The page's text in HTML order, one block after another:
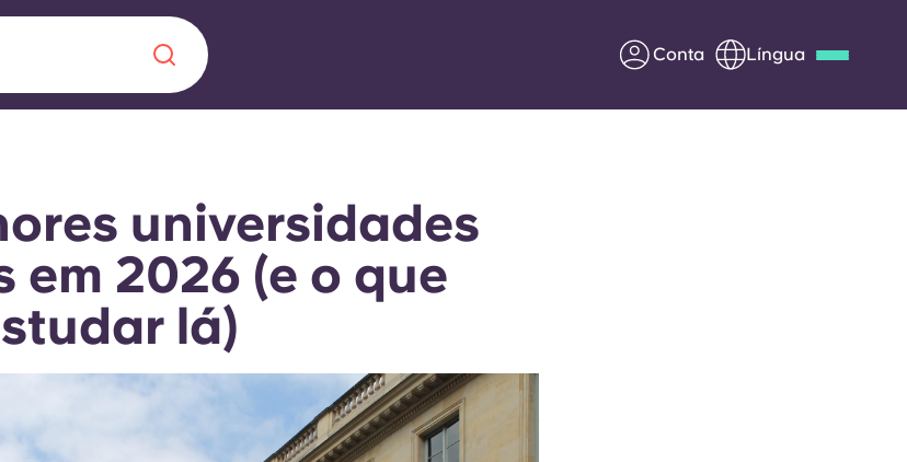
Conta Língua
a
Perguntas frequentes
Informação para os pais
Blogue
Entre em contacto
connosco
universidades
em 2026 (e o que
lá)